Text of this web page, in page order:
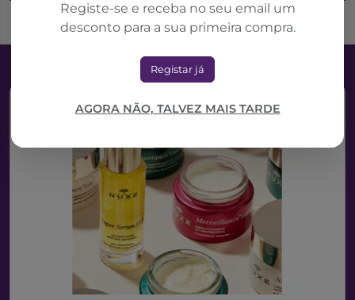
Registe-se e receba no seu email um
desconto para a sua primeira compra.
Registar já
AGORA NÃO, TALVEZ MAIS TARDE